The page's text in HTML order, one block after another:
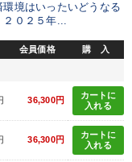
境はいったいどうなる
０２５年...
会員価格 購 入
36,300円
カートに
入れる
36,300円
カートに
入れる